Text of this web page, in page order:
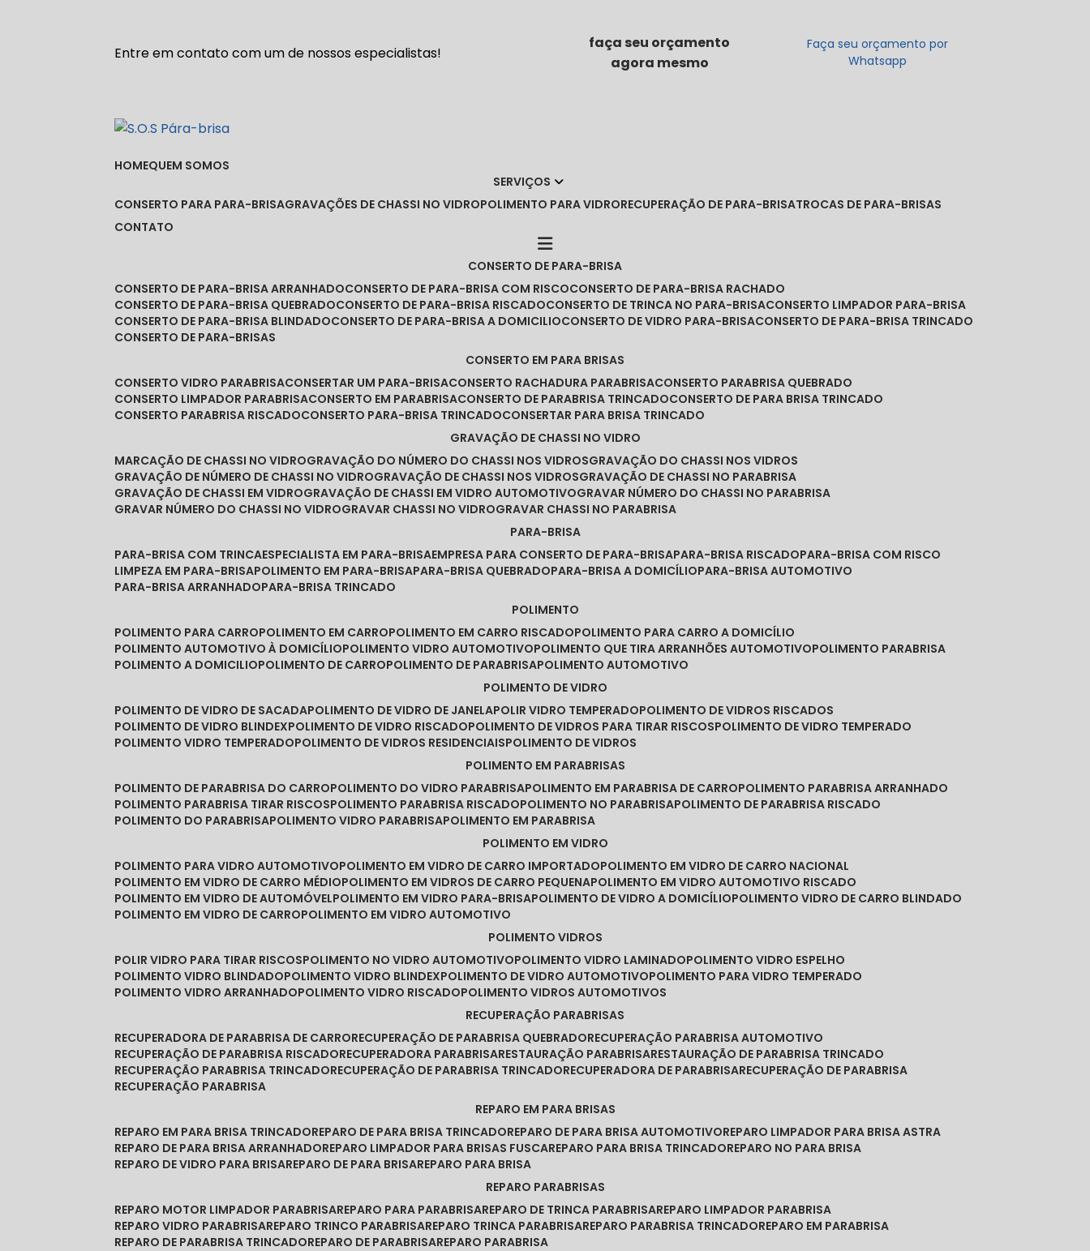
Entre em contato com um de nossos especialistas!
faça seu orçamento
agora mesmo
Faça seu orçamento por
Whatsapp
HOME
QUEM SOMOS
SERVIÇOS
CONSERTO PARA PARA-BRISA
GRAVAÇÕES DE CHASSI NO VIDRO POLIMENTO PARA VIDRO RECUPERAÇÃO DE PARA-BRISA TROCAS DE PARA-BRISAS
CONTATO
CONSERTO DE PARA-BRISA
CONSERTO DE PARA-BRISA ARRANHADO
CONSERTO DE PARA-BRISA COM RISCO
CONSERTO DE PARA-BRISA RACHADO
CONSERTO DE PARA-BRISA QUEBRADO
CONSERTO DE PARA-BRISA RISCADO CONSERTO DE TRINCA NO PARA-BRISA CONSERTO LIMPADOR PARA-BRISA
CONSERTO DE PARA-BRISA BLINDADO
CONSERTO DE PARA-BRISA A DOMICILIO CONSERTO DE VIDRO PARA-BRISA CONSERTO DE PARA-BRISA TRINCADO
CONSERTO DE PARA-BRISAS
CONSERTO EM PARA BRISAS
CONSERTO VIDRO PARABRISA CONSERTAR UM PARA-BRISA CONSERTO RACHADURA PARABRISA CONSERTO PARABRISA QUEBRADO
CONSERTO LIMPADOR PARABRISA CONSERTO EM PARABRISA CONSERTO DE PARABRISA TRINCADO
CONSERTO DE PARA BRISA TRINCADO
CONSERTO PARABRISA RISCADO
CONSERTO PARA-BRISA TRINCADO
CONSERTAR PARA BRISA TRINCADO
GRAVAÇÃO DE CHASSI NO VIDRO
MARCAÇÃO DE CHASSI NO VIDRO
GRAVAÇÃO DO NÚMERO DO CHASSI NOS VIDROS
GRAVAÇÃO DO CHASSI NOS VIDROS
GRAVAÇÃO DE NÚMERO DE CHASSI NO VIDRO
GRAVAÇÃO DE CHASSI NOS VIDROS
GRAVAÇÃO DE CHASSI NO PARABRISA
GRAVAÇÃO DE CHASSI EM VIDRO
GRAVAÇÃO DE CHASSI EM VIDRO AUTOMOTIVO
GRAVAR NÚMERO DO CHASSI NO PARABRISA
GRAVAR NÚMERO DO CHASSI NO VIDRO
GRAVAR CHASSI NO VIDRO
GRAVAR CHASSI NO PARABRISA
PARA-BRISA
PARA-BRISA COM TRINCA ESPECIALISTA EM PARA-BRISA EMPRESA PARA CONSERTO DE PARA-BRISA PARA-BRISA RISCADO PARA-BRISA COM RISCO
LIMPEZA EM PARA-BRISA POLIMENTO EM PARA-BRISA PARA-BRISA QUEBRADO PARA-BRISA A DOMICÍLIO PARA-BRISA AUTOMOTIVO
PARA-BRISA ARRANHADO PARA-BRISA TRINCADO
POLIMENTO
POLIMENTO PARA CARRO POLIMENTO EM CARRO POLIMENTO EM CARRO RISCADO POLIMENTO PARA CARRO A DOMICÍLIO
POLIMENTO AUTOMOTIVO À DOMICÍLIO POLIMENTO VIDRO AUTOMOTIVO POLIMENTO QUE TIRA ARRANHÕES AUTOMOTIVO POLIMENTO PARABRISA
POLIMENTO A DOMICILIO POLIMENTO DE CARRO POLIMENTO DE PARABRISA POLIMENTO AUTOMOTIVO
POLIMENTO DE VIDRO
POLIMENTO DE VIDRO DE SACADA POLIMENTO DE VIDRO DE JANELA POLIR VIDRO TEMPERADO POLIMENTO DE VIDROS RISCADOS
POLIMENTO DE VIDRO BLINDEX POLIMENTO DE VIDRO RISCADO POLIMENTO DE VIDROS PARA TIRAR RISCOS POLIMENTO DE VIDRO TEMPERADO
POLIMENTO VIDRO TEMPERADO POLIMENTO DE VIDROS RESIDENCIAIS POLIMENTO DE VIDROS
POLIMENTO EM PARABRISAS
POLIMENTO DE PARABRISA DO CARRO POLIMENTO DO VIDRO PARABRISA POLIMENTO EM PARABRISA DE CARRO POLIMENTO PARABRISA ARRANHADO
POLIMENTO PARABRISA TIRAR RISCOS POLIMENTO PARABRISA RISCADO POLIMENTO NO PARABRISA POLIMENTO DE PARABRISA RISCADO
POLIMENTO DO PARABRISA POLIMENTO VIDRO PARABRISA POLIMENTO EM PARABRISA
POLIMENTO EM VIDRO
POLIMENTO PARA VIDRO AUTOMOTIVO POLIMENTO EM VIDRO DE CARRO IMPORTADO POLIMENTO EM VIDRO DE CARRO NACIONAL
POLIMENTO EM VIDRO DE CARRO MÉDIO POLIMENTO EM VIDROS DE CARRO PEQUENA POLIMENTO EM VIDRO AUTOMOTIVO RISCADO
POLIMENTO EM VIDRO DE AUTOMÓVEL POLIMENTO EM VIDRO PARA-BRISA POLIMENTO DE VIDRO A DOMICÍLIO POLIMENTO VIDRO DE CARRO BLINDADO
POLIMENTO EM VIDRO DE CARRO POLIMENTO EM VIDRO AUTOMOTIVO
POLIMENTO VIDROS
POLIR VIDRO PARA TIRAR RISCOS POLIMENTO NO VIDRO AUTOMOTIVO POLIMENTO VIDRO LAMINADO POLIMENTO VIDRO ESPELHO
POLIMENTO VIDRO BLINDADO POLIMENTO VIDRO BLINDEX POLIMENTO DE VIDRO AUTOMOTIVO POLIMENTO PARA VIDRO TEMPERADO
POLIMENTO VIDRO ARRANHADO POLIMENTO VIDRO RISCADO POLIMENTO VIDROS AUTOMOTIVOS
RECUPERAÇÃO PARABRISAS
RECUPERADORA DE PARABRISA DE CARRO RECUPERAÇÃO DE PARABRISA QUEBRADO RECUPERAÇÃO PARABRISA AUTOMOTIVO
RECUPERAÇÃO DE PARABRISA RISCADO RECUPERADORA PARABRISA RESTAURAÇÃO PARABRISA RESTAURAÇÃO DE PARABRISA TRINCADO
RECUPERAÇÃO PARABRISA TRINCADO RECUPERAÇÃO DE PARABRISA TRINCADO RECUPERADORA DE PARABRISA RECUPERAÇÃO DE PARABRISA
RECUPERAÇÃO PARABRISA
REPARO EM PARA BRISAS
REPARO EM PARA BRISA TRINCADO REPARO DE PARA BRISA TRINCADO REPARO DE PARA BRISA AUTOMOTIVO REPARO LIMPADOR PARA BRISA ASTRA
REPARO DE PARA BRISA ARRANHADO REPARO LIMPADOR PARA BRISAS FUSCA REPARO PARA BRISA TRINCADO REPARO NO PARA BRISA
REPARO DE VIDRO PARA BRISA REPARO DE PARA BRISA REPARO PARA BRISA
REPARO PARABRISAS
REPARO MOTOR LIMPADOR PARABRISA REPARO PARA PARABRISA REPARO DE TRINCA PARABRISA REPARO LIMPADOR PARABRISA
REPARO VIDRO PARABRISA REPARO TRINCO PARABRISA REPARO TRINCA PARABRISA REPARO PARABRISA TRINCADO REPARO EM PARABRISA
REPARO DE PARABRISA TRINCADO REPARO DE PARABRISA REPARO PARABRISA